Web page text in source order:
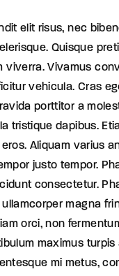
elit risus, nec
Quisque
viverra. Vivamus
vehicula. Cras
porttitor a
tristique dapibus.
Aliquam varius
justo tempor.
consectetur.
magna
orci, non
maximus
mi metus,